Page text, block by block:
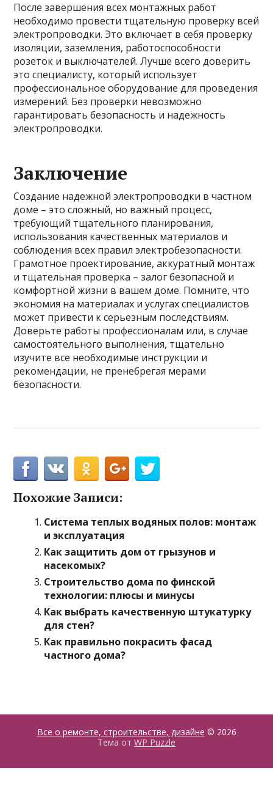
После завершения всех монтажных работ
необходимо провести тщательную проверку всей
электропроводки. Это включает в себя проверку
изоляции, заземления, работоспособности
розеток и выключателей. Лучше всего доверить
это специалисту, который использует
профессиональное оборудование для проведения
измерений. Без проверки невозможно
гарантировать безопасность и надежность
электропроводки.
Заключение
Создание надежной электропроводки в частном
доме – это сложный, но важный процесс,
требующий тщательного планирования,
использования качественных материалов и
соблюдения всех правил электробезопасности.
Грамотное проектирование, аккуратный монтаж
и тщательная проверка – залог безопасной и
комфортной жизни в вашем доме. Помните, что
экономия на материалах и услугах специалистов
может привести к серьезным последствиям.
Доверьте работы профессионалам или, в случае
самостоятельного выполнения, тщательно
изучите все необходимые инструкции и
рекомендации, не пренебрегая мерами
безопасности.
Похожие Записи:
Система теплых водяных полов: монтаж
и эксплуатация
Как защитить дом от грызунов и
насекомых?
Строительство дома по финской
технологии: плюсы и минусы
Как выбрать качественную штукатурку
для стен?
Как правильно покрасить фасад
частного дома?
Все о ремонте, строительстве, дизайне © 2026
Тема от WP Puzzle